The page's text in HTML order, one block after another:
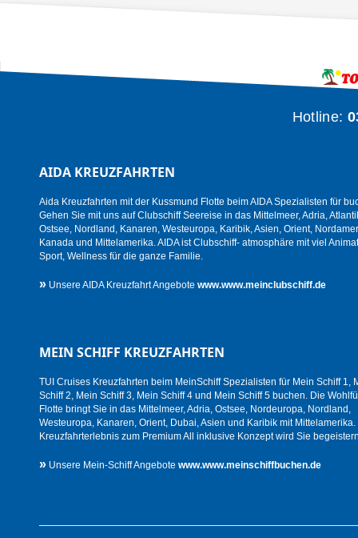
Hotline:
AIDA KREUZFAHRTEN
Aida Kreuzfahrten mit der Kussmund Flotte beim AIDA Spezialisten für
Gehen Sie mit uns auf Clubschiff Seereise in das Mittelmeer, Adria,
Ostsee, Nordland, Kanaren, Westeuropa, Karibik, Asien, Orient,
Kanada und Mittelamerika. AIDA ist Clubschiff- atmosphäre mit viel
Sport, Wellness für die ganze Familie.
» Unsere AIDA Kreuzfahrt Angebote www.www.meinclubschiff.de
MEIN SCHIFF KREUZFAHRTEN
TUI Cruises Kreuzfahrten beim MeinSchiff Spezialisten für Mein Schiff 1,
Schiff 2, Mein Schiff 3, Mein Schiff 4 und Mein Schiff 5 buchen. Die
Flotte bringt Sie in das Mittelmeer, Adria, Ostsee, Nordeuropa, Nordland,
Westeuropa, Kanaren, Orient, Dubai, Asien und Karibik mit Mittelamerika.
Kreuzfahrterlebnis zum Premium All inklusive Konzept wird Sie
» Unsere Mein-Schiff Angebote www.www.meinschiffbuchen.de